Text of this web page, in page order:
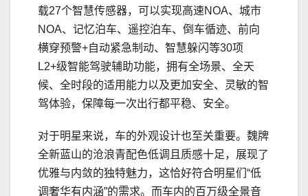
载27个智慧传感器，可以实现高速NOA、城市
NOA、记忆泊车、遥控泊车、倒车循迹、前向
横穿预警+自动紧急制动、智慧躲闪等30项
L2+级智能驾驶辅助功能，拥有全场景、全天
候、全时段的适用能力以及更加安全、灵敏的智
驾体验，保障每一次出行都平稳、安全。
对于明星来说，车的外观设计也至关重要。魏牌
全新蓝山的沧浪青配色低调且质感十足，展现了
优雅与内敛的独特魅力，这恰好符合明星们“低
调奢华有内涵”的需求。而车内的百万级全景音